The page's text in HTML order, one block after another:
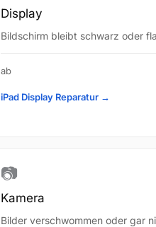
Display
Bildschirm bleibt schwarz oder
ab
iPad Display Reparatur →
📷
Kamera
Bilder verschwommen oder gar